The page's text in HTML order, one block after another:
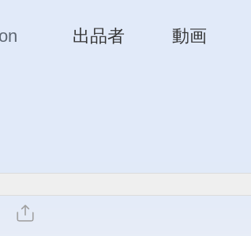
出品者 動画